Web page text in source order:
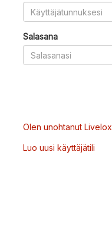
Salasana
Olen unohtanut
Luo uusi käyttäjätili